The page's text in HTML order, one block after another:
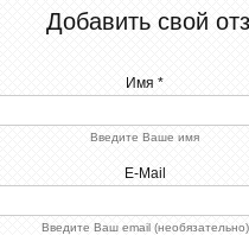
Добавить свой
Имя *
Введите Ваше имя
E-Mail
Введите Ваш email (необязательно)